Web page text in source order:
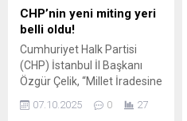
kadar birçok alanda
projelerini hayata geçiren
gün yüzlerce aracın giriş
çıkış yaptığı, binlerce
insanın...
CHP’nin yeni miting yeri
belli oldu!
Cumhuriyet Halk Partisi
(CHP) İstanbul İl Başkanı
Özgür Çelik, “Millet İradesine
Sahip Çıkıyor” mitinginin bu
hafta İstanbul ayağının
07.10.2025 0 27